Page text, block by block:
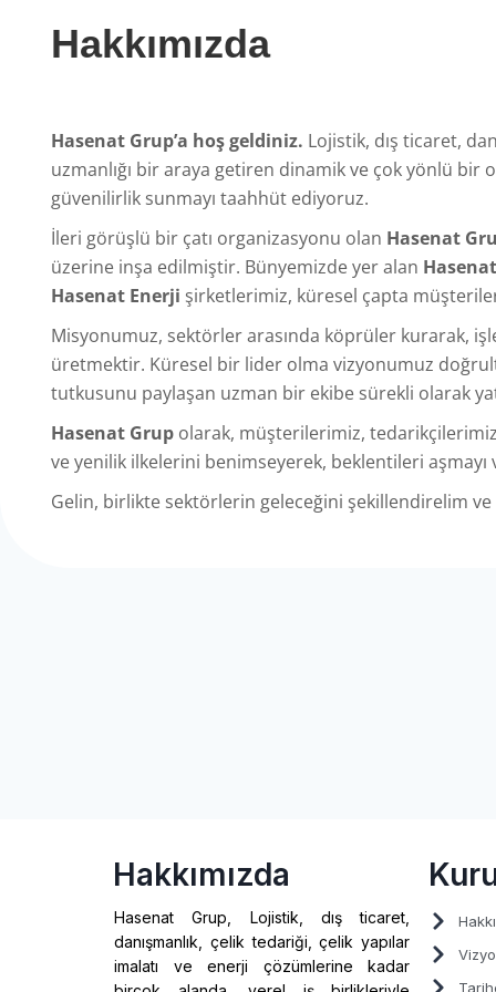
Hakkımızda
Hasenat Grup’a hoş geldiniz. Lojistik, dış ticaret,
uzmanlığı bir araya getiren dinamik ve çok yönlü
güvenilirlik sunmayı taahhüt ediyoruz.
İleri görüşlü bir çatı organizasyonu olan Hasenat
üzerine inşa edilmiştir. Bünyemizde yer alan
Hasenat Enerji şirketlerimiz, küresel çapta
Misyonumuz, sektörler arasında köprüler kurarak,
üretmektir. Küresel bir lider olma vizyonumuz
tutkusunu paylaşan uzman bir ekibe sürekli olarak
Hasenat Grup olarak, müşterilerimiz,
ve yenilik ilkelerini benimseyerek, beklentileri
Gelin, birlikte sektörlerin geleceğini şekillendirelim ve
Hakkımızda
Hasenat Grup, Lojistik, dış ticaret,
danışmanlık, çelik tedariği, çelik yapılar
imalatı ve enerji çözümlerine kadar